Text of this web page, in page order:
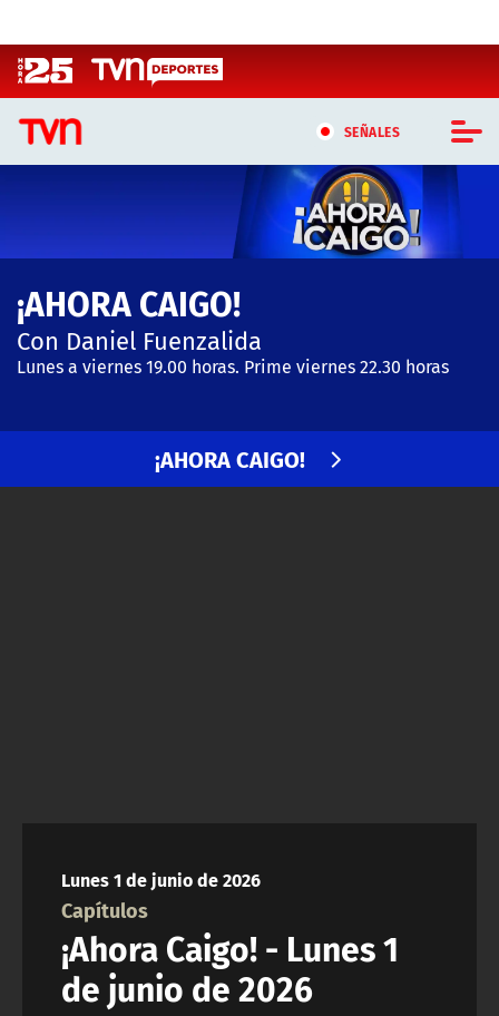
SEÑALES
CASTING MASTERCHEF CHILE
CASTING TVN VERTICAL
TVN VERTICAL
TVN PLAY
¡AHORA CAIGO!
Con Daniel Fuenzalida
Lunes a viernes 19.00 horas. Prime viernes 22.30 horas
¡AHORA CAIGO!
Lunes 1 de junio de 2026
Capítulos
¡Ahora Caigo! - Lunes 1
de junio de 2026